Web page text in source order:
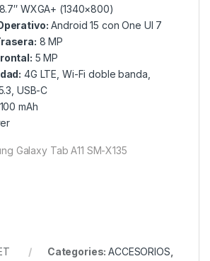
8.7″ WXGA+ (1340×800)
Android 15 con One UI 7
8 MP
5 MP
4G LTE, Wi-Fi doble banda,
USB-C
mAh
Galaxy Tab A11 SM-X135
Categories:ACCESORIOS